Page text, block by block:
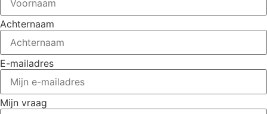
Achternaam
E-mailadres
Mijn vraag